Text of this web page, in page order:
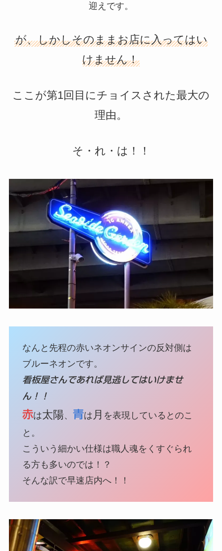
迎えです。
が、しかしそのままお店に入ってはい
けません！
ここが第1回目にチョイスされた最大の
理由。
そ・れ・は！！
なんと先程の赤いネオンサインの反対側は
ブルーネオンです。
看板屋さんであれば見逃してはいけませ
ん！！
赤は太陽、 青は 月 を表現しているとのこ
と。
こういう細かい仕様は職人魂をくすぐられ
る方も多いのでは！？
そんな訳で早速店内へ！！